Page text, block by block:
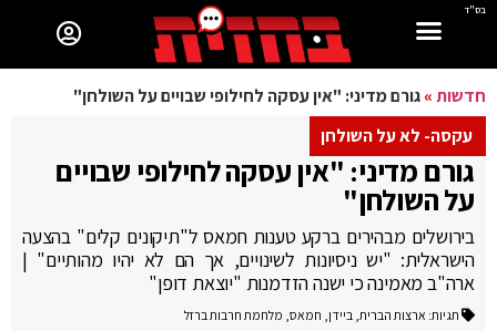
בס"ד
חדשות»גורם מדיני: "אין עסקה לחילופי שבויים על השולחן"
עקסה- לא על השולחן
גורם מדיני: "אין עסקה לחילופי שבויים
על השולחן"
בירושלים מבהירים ברקע טענות חמאס ל"תיקונים קלים" בהצעה
הישראלית: "יש ניסיונות לשינויים, אך הם לא יהיו מהותיים" |
ארה"ב מאמינה כי ישנה הזדמנות "יוצאת דופן"
תגיות: ארצות הברית, ביידן, חמאס, מלחמת חרבות ברזל